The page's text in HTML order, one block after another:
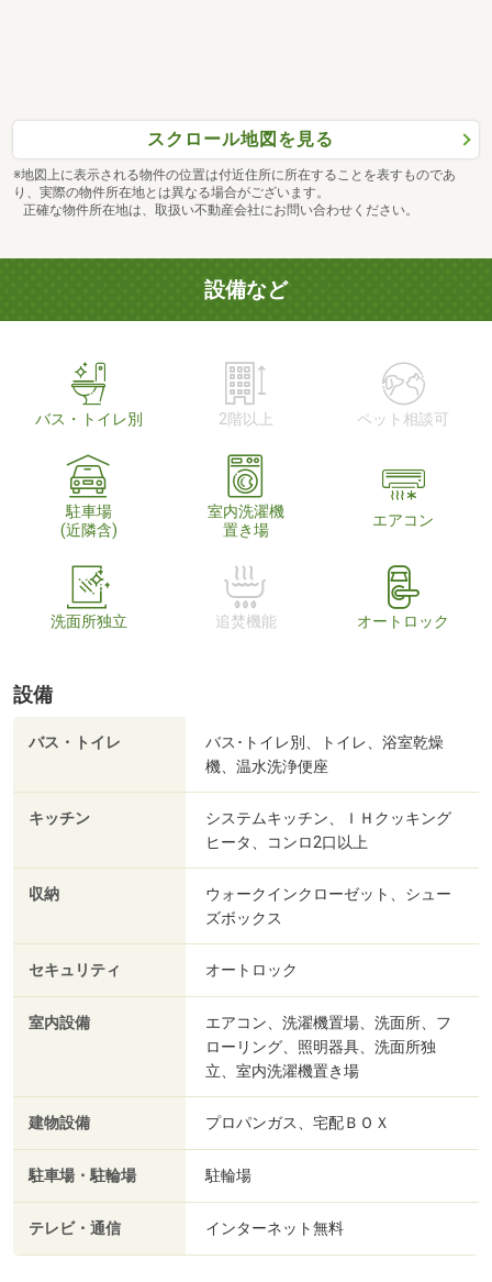
スクロール地図を見る
※地図上に表示される物件の位置は付近住所に所在することを表すものであ
り、実際の物件所在地とは異なる場合がございます。
正確な物件所在地は、取扱い不動産会社にお問い合わせください。
設備など
バス・トイレ別 2階以上 ペット相談可
駐車場
(近隣含)
室内洗濯機
置き場
エアコン
洗面所独立 追焚機能 オートロック
設備
バス・トイレ
バス･トイレ別、トイレ、浴室乾燥
機、温水洗浄便座
キッチン
システムキッチン、ＩＨクッキング
ヒータ、コンロ2口以上
収納
ウォークインクローゼット、シュー
ズボックス
セキュリティ オートロック
室内設備
エアコン、洗濯機置場、洗面所、フ
ローリング、照明器具、洗面所独
立、室内洗濯機置き場
建物設備 プロパンガス、宅配ＢＯＸ
駐車場・駐輪場 駐輪場
テレビ・通信 インターネット無料